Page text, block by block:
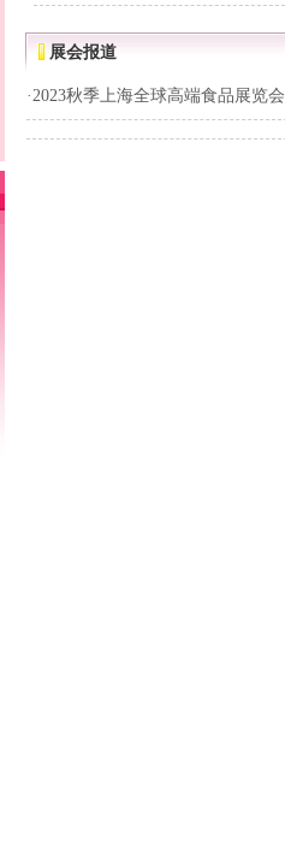
展会报道
·2023秋季上海全球高端食品展览会